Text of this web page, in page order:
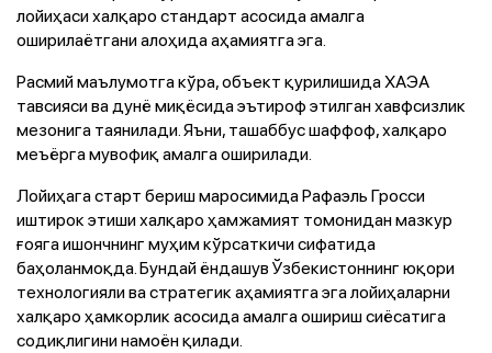
лойиҳаси халқаро стандарт асосида амалга
оширилаётгани алоҳида аҳамиятга эга.
Расмий маълумотга кўра, объект қурилишида ХАЭА
тавсияси ва дунё миқёсида эътироф этилган хавфсизлик
мезонига таянилади. Яъни, ташаббус шаффоф, халқаро
меъёрга мувофиқ амалга оширилади.
Лойиҳага старт бериш маросимида Рафаэль Гросси
иштирок этиши халқаро ҳамжамият томонидан мазкур
ғояга ишончнинг муҳим кўрсаткичи сифатида
баҳоланмоқда. Бундай ёндашув Ўзбекистоннинг юқори
технологияли ва стратегик аҳамиятга эга лойиҳаларни
халқаро ҳамкорлик асосида амалга ошириш сиёсатига
содиқлигини намоён қилади.